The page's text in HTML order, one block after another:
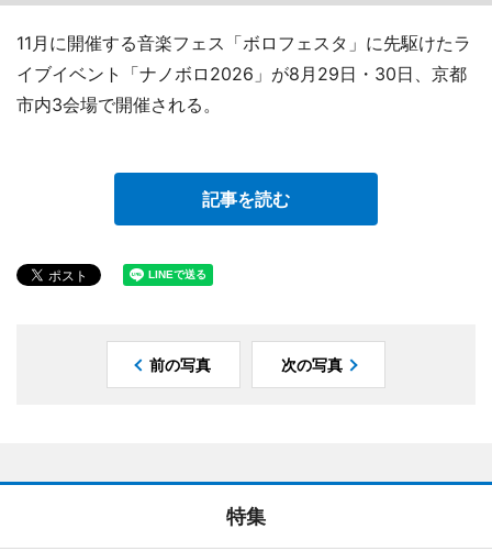
11月に開催する音楽フェス「ボロフェスタ」に先駆けたラ
イブイベント「ナノボロ2026」が8月29日・30日、京都
市内3会場で開催される。
記事を読む
前の写真 次の写真
特集